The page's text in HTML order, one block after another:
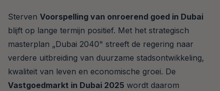
Sterven Voorspelling van onroerend goed in Dubai
blijft op lange termijn positief. Met het strategisch
masterplan „Dubai 2040" streeft de regering naar
verdere uitbreiding van duurzame stadsontwikkeling,
kwaliteit van leven en economische groei. De
Vastgoedmarkt in Dubai 2025 wordt daarom